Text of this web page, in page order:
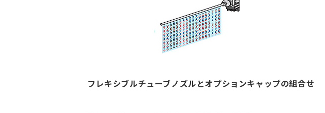
フレキシブルチューブノズルとオプションキャップの組合せ